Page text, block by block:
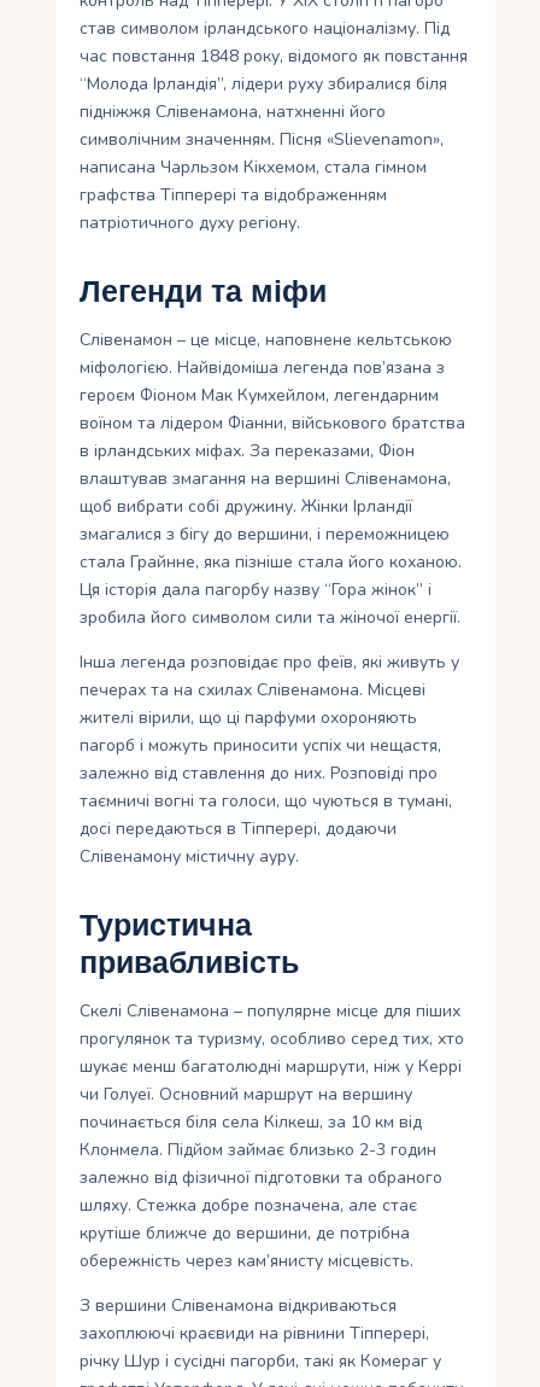
став символом ірландського націоналізму. Під
час повстання 1848 року, відомого як повстання
“Молода Ірландія”, лідери руху збиралися біля
підніжжя Слівенамона, натхненні його
символічним значенням. Пісня «Slievenamon»,
написана Чарльзом Кікхемом, стала гімном
графства Тіпперері та відображенням
патріотичного духу регіону.
Легенди та міфи
Слівенамон – це місце, наповнене кельтською
міфологією. Найвідоміша легенда пов’язана з
героєм Фіоном Мак Кумхейлом, легендарним
воїном та лідером Фіанни, військового братства
в ірландських міфах. За переказами, Фіон
влаштував змагання на вершині Слівенамона,
щоб вибрати собі дружину. Жінки Ірландії
змагалися з бігу до вершини, і переможницею
стала Грайнне, яка пізніше стала його коханою.
Ця історія дала пагорбу назву “Гора жінок” і
зробила його символом сили та жіночої енергії.
Інша легенда розповідає про феїв, які живуть у
печерах та на схилах Слівенамона. Місцеві
жителі вірили, що ці парфуми охороняють
пагорб і можуть приносити успіх чи нещастя,
залежно від ставлення до них. Розповіді про
таємничі вогні та голоси, що чуються в тумані,
досі передаються в Тіпперері, додаючи
Слівенамону містичну ауру.
Туристична
привабливість
Скелі Слівенамона – популярне місце для піших
прогулянок та туризму, особливо серед тих, хто
шукає менш багатолюдні маршрути, ніж у Керрі
чи Голуеї. Основний маршрут на вершину
починається біля села Кілкеш, за 10 км від
Клонмела. Підйом займає близько 2-3 годин
залежно від фізичної підготовки та обраного
шляху. Стежка добре позначена, але стає
крутіше ближче до вершини, де потрібна
обережність через кам’янисту місцевість.
З вершини Слівенамона відкриваються
захоплюючі краєвиди на рівнини Тіпперері,
річку Шур і сусідні пагорби, такі як Комераг у